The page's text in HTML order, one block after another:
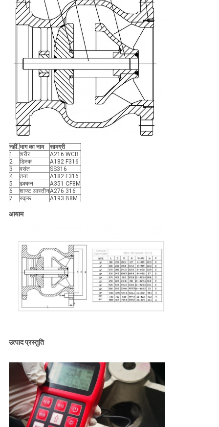
नहीं.भाग का नाम
सामग्री
1
शरीर
A216 WCB
2
डिस्क
A182 F316
3
वसंत
SS316
4
तना
A182 F316
5
ढक्कन
A351 CF8M
6
शाफ्ट आस्तीनA276 316
7
स्क्रू A193 B8M
आयाम
उत्पाद प्रस्तुति